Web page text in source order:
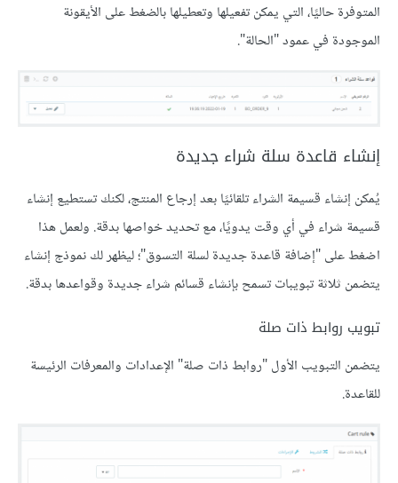
المتوفرة حاليًا، التي يمكن تفعيلها وتعطيلها بالضغط على الأيقونة
الموجودة في عمود "الحالة".
إنشاء قاعدة سلة شراء جديدة
يُمكن إنشاء قسيمة الشراء تلقائيًا بعد إرجاع المنتج، لكنك تستطيع إنشاء
قسيمة شراء في أي وقت يدويًا، مع تحديد خواصها بدقة. ولعمل هذا
اضغط على "إضافة قاعدة جديدة لسلة التسوق"؛ ليظهر لك نموذج إنشاء
يتضمن ثلاثة تبويبات تسمح بإنشاء قسائم شراء جديدة وقواعدها بدقة.
تبويب روابط ذات صلة
يتضمن التبويب الأول "روابط ذات صلة" الإعدادات والمعرفات الرئيسة
للقاعدة.